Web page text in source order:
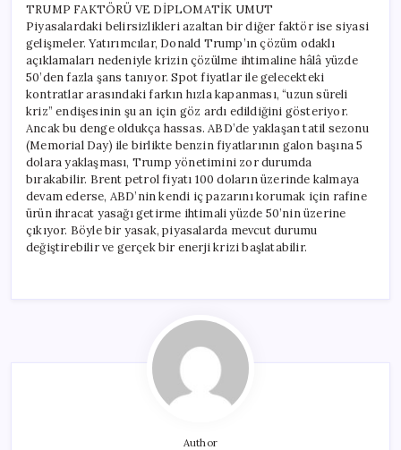
TRUMP FAKTÖRÜ VE DİPLOMATİK UMUT
Piyasalardaki belirsizlikleri azaltan bir diğer faktör ise siyasi
gelişmeler. Yatırımcılar, Donald Trump’ın çözüm odaklı
açıklamaları nedeniyle krizin çözülme ihtimaline hâlâ yüzde
50’den fazla şans tanıyor. Spot fiyatlar ile gelecekteki
kontratlar arasındaki farkın hızla kapanması, “uzun süreli
kriz” endişesinin şu an için göz ardı edildiğini gösteriyor.
Ancak bu denge oldukça hassas. ABD’de yaklaşan tatil sezonu
(Memorial Day) ile birlikte benzin fiyatlarının galon başına 5
dolara yaklaşması, Trump yönetimini zor durumda
bırakabilir. Brent petrol fiyatı 100 doların üzerinde kalmaya
devam ederse, ABD’nin kendi iç pazarını korumak için rafine
ürün ihracat yasağı getirme ihtimali yüzde 50’nin üzerine
çıkıyor. Böyle bir yasak, piyasalarda mevcut durumu
değiştirebilir ve gerçek bir enerji krizi başlatabilir.
Author